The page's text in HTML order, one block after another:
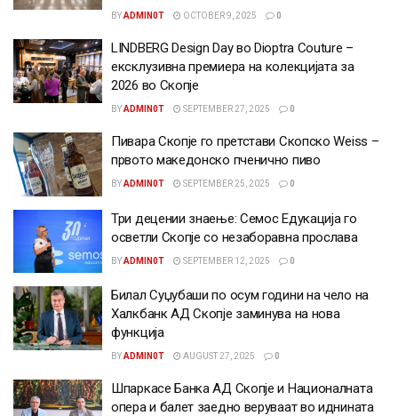
BYADMIN0T OCTOBER 9, 2025 0
LINDBERG Design Day во Dioptra Couture –
ексклузивна премиера на колекцијата за
2026 во Скопје
BYADMIN0T SEPTEMBER 27, 2025 0
Пиварa Скопје го претстави Скопско Weiss –
првото македонско пченично пиво
BYADMIN0T SEPTEMBER 25, 2025 0
Три децении знаење: Семос Едукација го
осветли Скопје со незаборавна прослава
BYADMIN0T SEPTEMBER 12, 2025 0
Билал Суџубаши по осум години на чело на
Халкбанк АД Скопје заминува на нова
функција
BYADMIN0T AUGUST 27, 2025 0
Шпаркасе Банка АД Скопје и Националната
опера и балет заедно веруваат во иднината